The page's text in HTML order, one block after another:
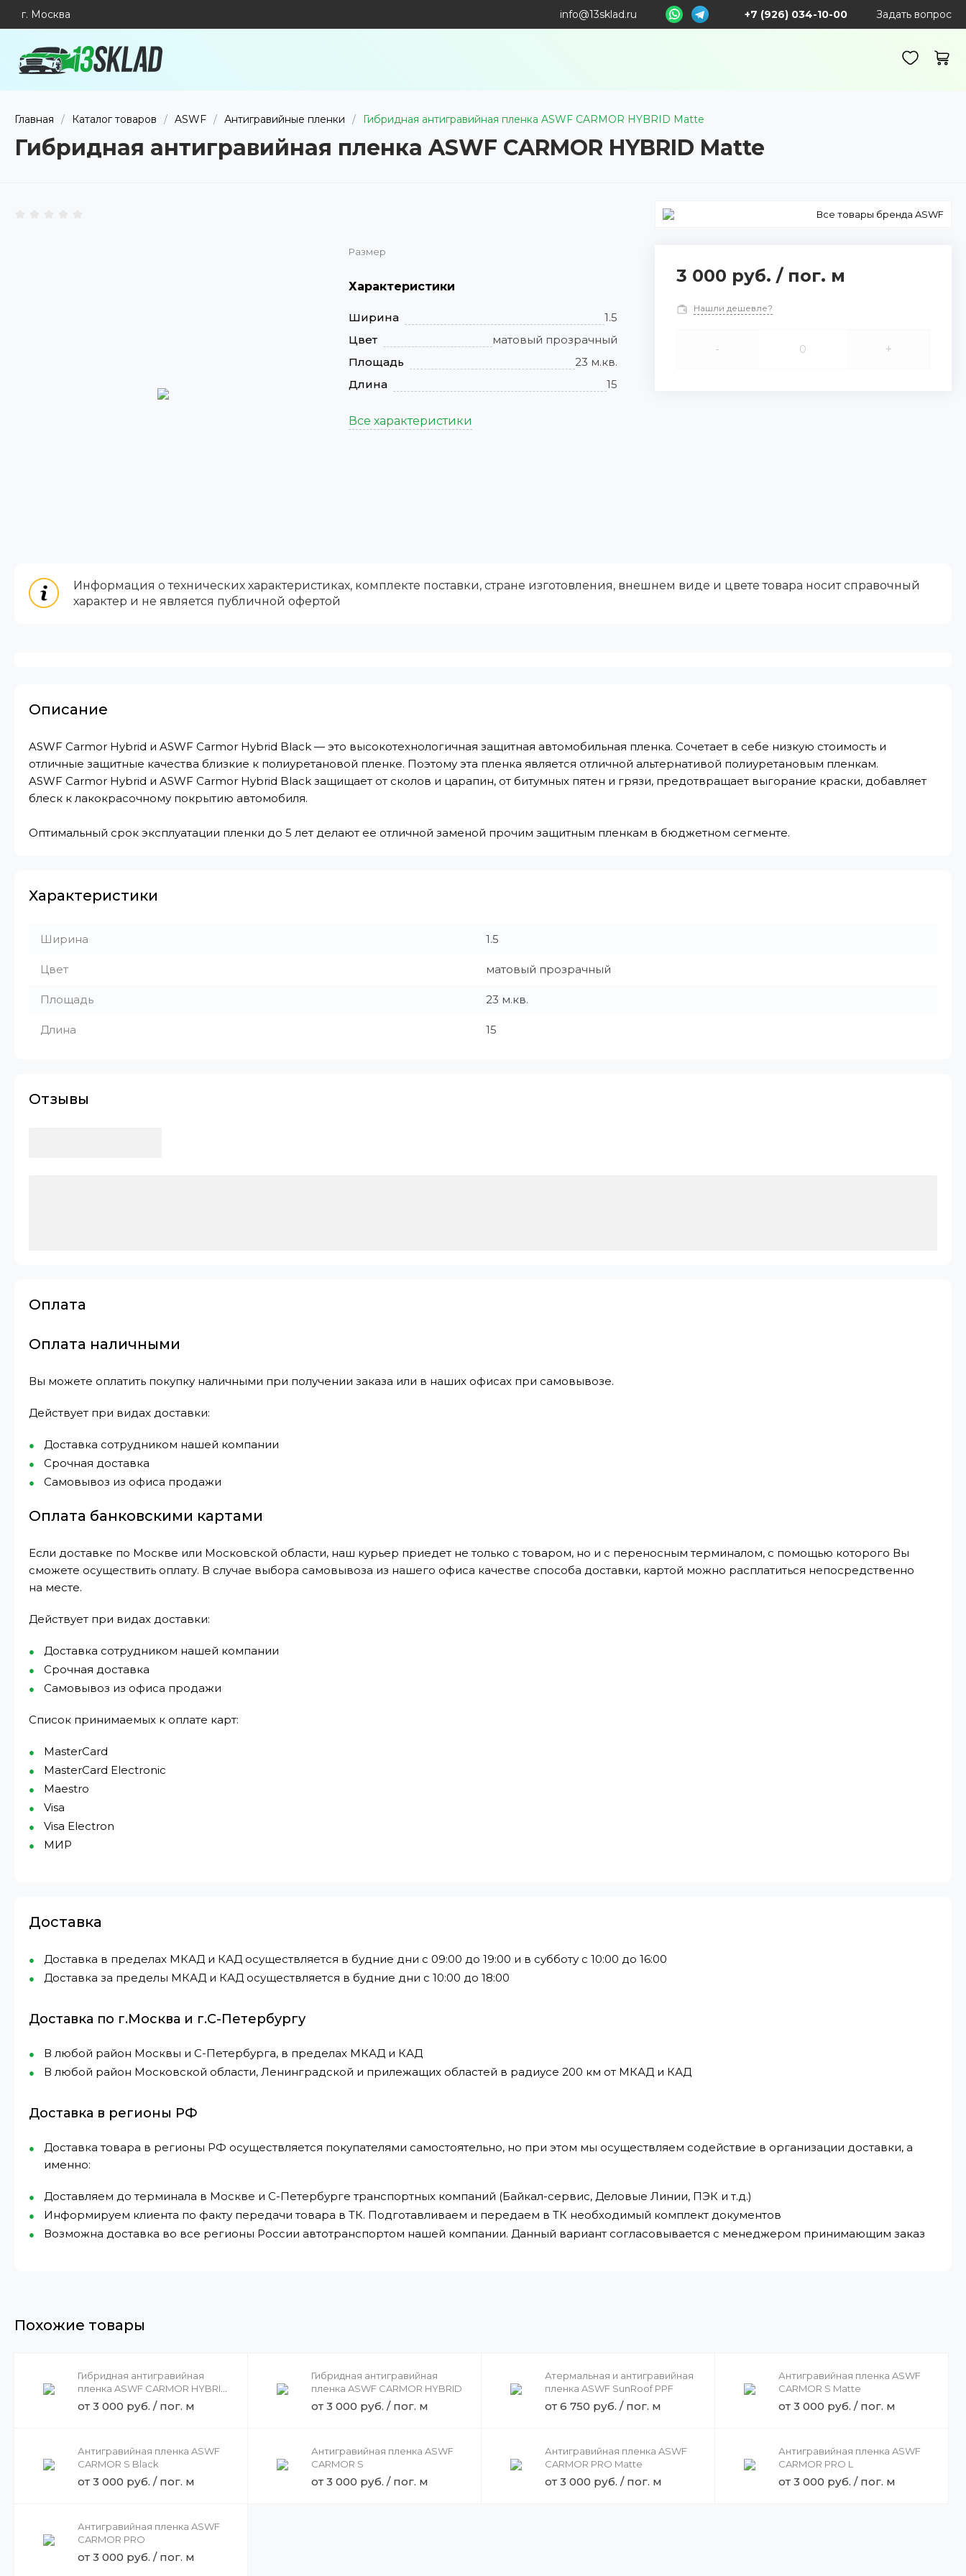
г. Москва info@13sklad.ru +7 (926) 034-10-00 Задать вопрос
Главная / Каталог товаров / ASWF / Антигравийные пленки / Гибридная антигравийная пленка ASWF CARMOR HYBRID Matte
Гибридная антигравийная пленка ASWF CARMOR HYBRID Matte
Все товары бренда ASWF
Размер
Характеристики
Ширина
1.5
Цвет
матовый прозрачный
Площадь
23 м.кв.
Длина
15
Все характеристики
3 000 руб. / пог. м
Нашли дешевле?
- +
Информация о технических характеристиках, комплекте поставки, стране изготовления, внешнем виде и цвете товара носит справочный
характер и не является публичной офертой
Описание
ASWF Carmor Hybrid и ASWF Carmor Hybrid Black — это высокотехнологичная защитная автомобильная пленка. Сочетает в себе низкую стоимость и
отличные защитные качества близкие к полиуретановой пленке. Поэтому эта пленка является отличной альтернативой полиуретановым пленкам.
ASWF Carmor Hybrid и ASWF Carmor Hybrid Black защищает от сколов и царапин, от битумных пятен и грязи, предотвращает выгорание краски, добавляет
блеск к лакокрасочному покрытию автомобиля.
Оптимальный срок эксплуатации пленки до 5 лет делают ее отличной заменой прочим защитным пленкам в бюджетном сегменте.
Характеристики
Ширина 1.5
Цвет матовый прозрачный
Площадь 23 м.кв.
Длина 15
Отзывы
Оплата
Оплата наличными
Вы можете оплатить покупку наличными при получении заказа или в наших офисах при самовывозе.
Действует при видах доставки:
Доставка сотрудником нашей компании
Срочная доставка
Самовывоз из офиса продажи
Оплата банковскими картами
Если доставке по Москве или Московской области, наш курьер приедет не только с товаром, но и с переносным терминалом, с помощью которого Вы
сможете осуществить оплату. В случае выбора самовывоза из нашего офиса качестве способа доставки, картой можно расплатиться непосредственно
на месте.
Действует при видах доставки:
Доставка сотрудником нашей компании
Срочная доставка
Самовывоз из офиса продажи
Список принимаемых к оплате карт:
MasterCard
MasterCard Electronic
Maestro
Visa
Visa Electron
МИР⁠
Доставка
Доставка в пределах МКАД и КАД осуществляется в будние дни с 09:00 до 19:00 и в субботу с 10:00 до 16:00
Доставка за пределы МКАД и КАД осуществляется в будние дни с 10:00 до 18:00
Доставка по г.Москва и г.С-Петербургу
В любой район Москвы и С-Петербурга, в пределах МКАД и КАД
В любой район Московской области, Ленинградской и прилежащих областей в радиусе 200 км от МКАД и КАД
Доставка в регионы РФ
Доставка товара в регионы РФ осуществляется покупателями самостоятельно, но при этом мы осуществляем содействие в организации доставки, а
именно:
Доставляем до терминала в Москве и С-Петербурге транспортных компаний (Байкал-сервис, Деловые Линии, ПЭК и т.д.)
Информируем клиента по факту передачи товара в ТК. Подготавливаем и передаем в ТК необходимый комплект документов
Возможна доставка во все регионы России автотранспортом нашей компании. Данный вариант согласовывается с менеджером принимающим заказ
Похожие товары
Гибридная антигравийная
пленка ASWF CARMOR HYBRID
Black
от 3 000 руб. / пог. м
Гибридная антигравийная
пленка ASWF CARMOR HYBRID
от 3 000 руб. / пог. м
Атермальная и антигравийная
пленка ASWF SunRoof PPF
от 6 750 руб. / пог. м
Антигравийная пленка ASWF
CARMOR S Matte
от 3 000 руб. / пог. м
Антигравийная пленка ASWF
CARMOR S Black
от 3 000 руб. / пог. м
Антигравийная пленка ASWF
CARMOR S
от 3 000 руб. / пог. м
Антигравийная пленка ASWF
CARMOR PRO Matte
от 3 000 руб. / пог. м
Антигравийная пленка ASWF
CARMOR PRO L
от 3 000 руб. / пог. м
Антигравийная пленка ASWF
CARMOR PRO
от 3 000 руб. / пог. м